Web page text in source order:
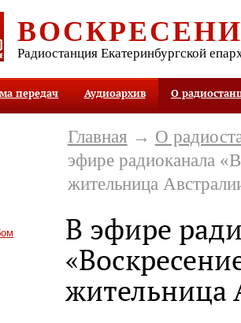
Радиостанция Екатеринбургской
передач Аудиоархив О
Главная → О
эфире радиоканала
жительница
В эфире
жительница